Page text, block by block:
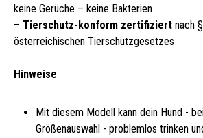
keine Gerüche – keine Bakterien
– Tierschutz-konform zertifiziert nach
österreichischen Tierschutzgesetzes
Hinweise
Mit diesem Modell kann dein Hund -
Größenauswahl - problemlos trinken